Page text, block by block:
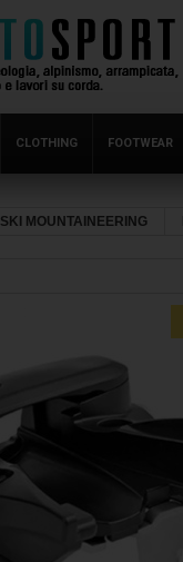
CLOTHING FOOTWEAR
SKI MOUNTAINEERING